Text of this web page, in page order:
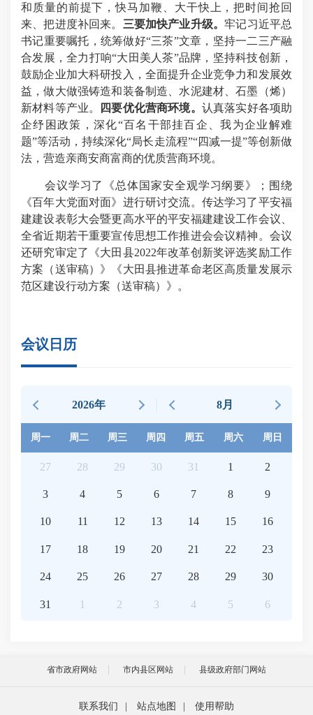
和质量的前提下，快马加鞭、大干快上，把时间抢回
来、把进度补回来。 三要加快产业升级。牢记习近平总
书记重要嘱托，统筹做好“三茶”文章，坚持一二三产融
合发展，全力打响“大田美人茶”品牌，坚持科技创新，
鼓励企业加大科研投入，全面提升企业竞争力和发展效
益，做大做强铸造和装备制造、水泥建材、石墨（烯）
新材料等产业。
四要优化营商环境。 认真落实好各项助
企纾困政策，深化“百名干部挂百企、我为企业解难
题”等活动，持续深化“局长走流程”“四减一提”等创新做
法，营造亲商安商富商的优质营商环境。
会议学习了《总体国家安全观学习纲要》；围绕
《百年大党面对面》进行研讨交流。传达学习了平安福
建建设表彰大会暨更高水平的平安福建建设工作会议、
全省近期若干重要宣传思想工作推进会会议精神。会议
还研究审定了《大田县2022年改革创新奖评选奖励工作
方案（送审稿）》《大田县推进革命老区高质量发展示
范区建设行动方案（送审稿）》。
会议日历
2026年 8月
周一 周二 周三 周四 周五 周六 周日
27 28 29 30 31 1 2
3 4 5 6 7 8 9
10 11 12 13 14 15 16
17 18 19 20 21 22 23
24 25 26 27 28 29 30
31 1 2 3 4 5 6
省市政府网站 市内县区网站 县级政府部门网站
联系我们 站点地图 使用帮助